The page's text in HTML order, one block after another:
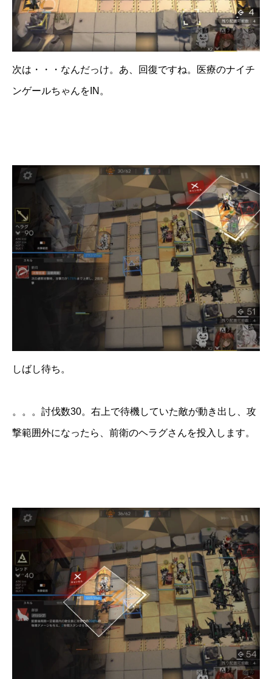
次は・・・なんだっけ。あ、回復ですね。医療のナイチ
ンゲールちゃんをIN。
しばし待ち。
。。。討伐数30。右上で待機していた敵が動き出し、攻
撃範囲外になったら、前衛のヘラグさんを投入します。